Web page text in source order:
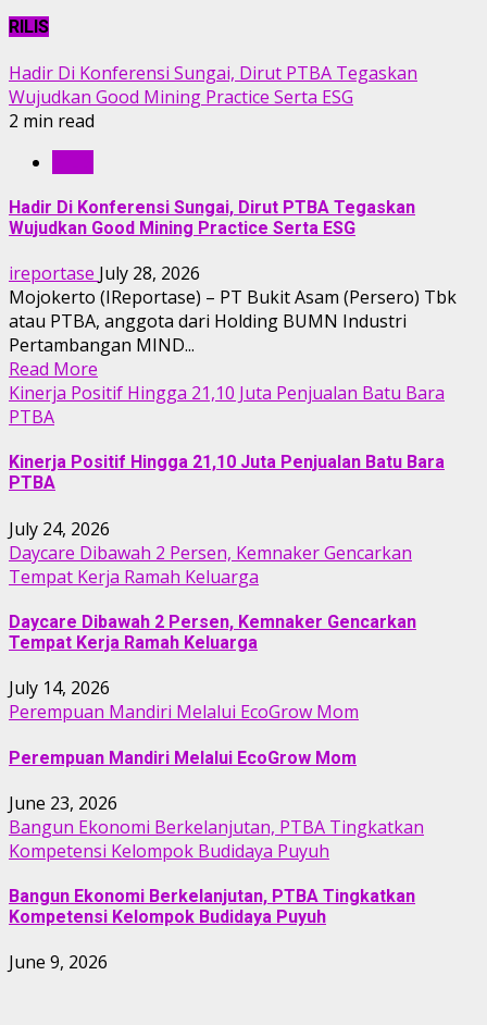
RILIS
Hadir Di Konferensi Sungai, Dirut PTBA Tegaskan
Wujudkan Good Mining Practice Serta ESG
2 min read
Hadir Di Konferensi Sungai, Dirut PTBA Tegaskan
Wujudkan Good Mining Practice Serta ESG
ireportase July 28, 2026
Mojokerto (IReportase) – PT Bukit Asam (Persero) Tbk
atau PTBA, anggota dari Holding BUMN Industri
Pertambangan MIND...
Read More
Kinerja Positif Hingga 21,10 Juta Penjualan Batu Bara
PTBA
Kinerja Positif Hingga 21,10 Juta Penjualan Batu Bara
PTBA
July 24, 2026
Daycare Dibawah 2 Persen, Kemnaker Gencarkan
Tempat Kerja Ramah Keluarga
Daycare Dibawah 2 Persen, Kemnaker Gencarkan
Tempat Kerja Ramah Keluarga
July 14, 2026
Perempuan Mandiri Melalui EcoGrow Mom
Perempuan Mandiri Melalui EcoGrow Mom
June 23, 2026
Bangun Ekonomi Berkelanjutan, PTBA Tingkatkan
Kompetensi Kelompok Budidaya Puyuh
Bangun Ekonomi Berkelanjutan, PTBA Tingkatkan
Kompetensi Kelompok Budidaya Puyuh
June 9, 2026